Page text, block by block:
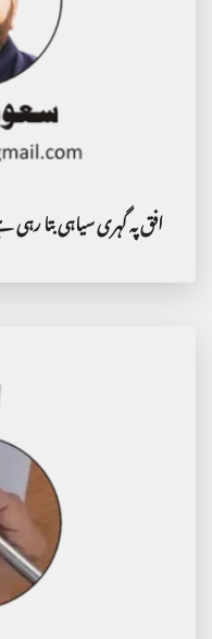
افق پہ گہری سیاہی بتا رہی